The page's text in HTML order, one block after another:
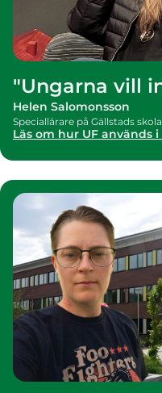
"Ungarna vill
Helen Salomonsson
Speciallärare på Gällstads
Läs om hur UF används